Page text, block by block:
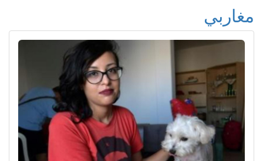
مغاربي